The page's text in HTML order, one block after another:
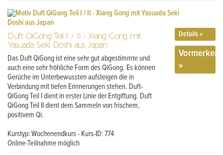
Duft QiGong Teil I / II - Xiang Gong mit
Yasuada Seki Doshi aus Japan
Das Duft QiGong ist eine sehr gut abgestimmte und
auch eine sehr fröhliche Form des QiGong. Es können
Gerüche im Unterbewussten aufsteigen die in
Verbindung mit tiefen Erinnerungen stehen. Duft-
QiGong Teil I dient in erster Linie der Entgiftung. Duft
QiGong Teil II dient dem Sammeln von frischem,
positivem Qi.
Kurstyp: Wochenendkurs - Kurs-ID: 774
Online-Teilnahme möglich
Details »
Vormerken
»